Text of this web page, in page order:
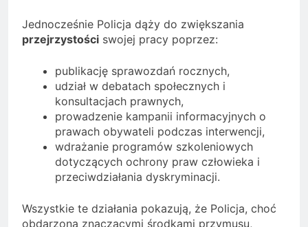
Jednocześnie Policja dąży do zwiększania
przejrzystości swojej pracy poprzez:
publikację sprawozdań rocznych,
udział w debatach społecznych i
konsultacjach prawnych,
prowadzenie kampanii informacyjnych o
prawach obywateli podczas interwencji,
wdrażanie programów szkoleniowych
dotyczących ochrony praw człowieka i
przeciwdziałania dyskryminacji.
Wszystkie te działania pokazują, że Policja, choć
obdarzona znaczącymi środkami przymusu,